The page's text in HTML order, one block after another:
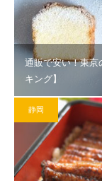
通販で安い！東京
キング】
静岡